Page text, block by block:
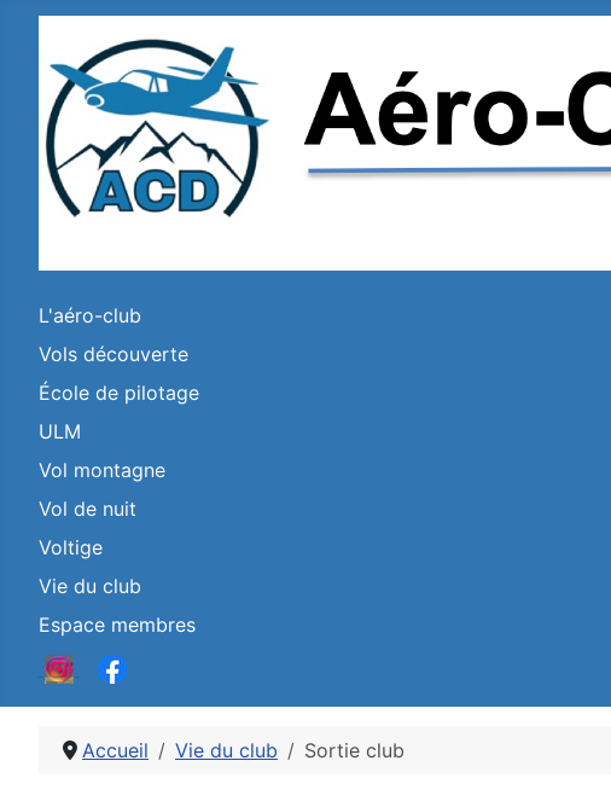
L'aéro-club
Vols découverte
École de pilotage
ULM
Vol montagne
Vol de nuit
Voltige
Vie du club
Espace membres
Accueil Vie du club Sortie club